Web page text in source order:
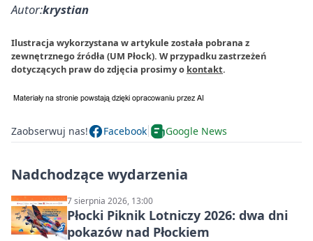
Autor:krystian
Ilustracja wykorzystana w artykule została pobrana z
zewnętrznego źródła (UM Płock). W przypadku zastrzeżeń
dotyczących praw do zdjęcia prosimy o kontakt.
Zaobserwuj nas! Facebook Google News
Nadchodzące wydarzenia
7 sierpnia 2026, 13:00
Płocki Piknik Lotniczy 2026: dwa dni
pokazów nad Płockiem